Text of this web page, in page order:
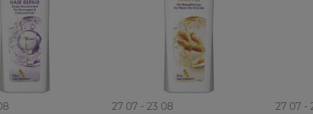
27 07 - 23 08 27 07 -